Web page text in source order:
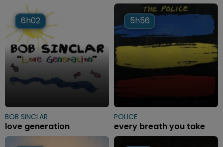
6h02
6h02
BOB SINCLAR
love generation
5h56
5h56
POLICE
every breath you take